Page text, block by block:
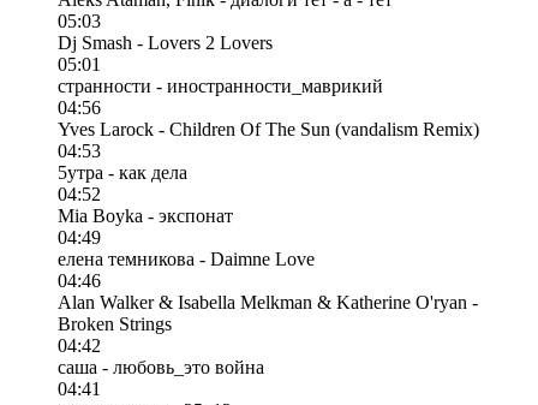
05:03
Dj Smash - Lovers 2 Lovers
05:01
странности - иностранности_маврикий
04:56
Yves Larock - Children Of The Sun (vandalism Remix)
04:53
5утра - как дела
04:52
Mia Boyka - экспонат
04:49
елена темникова - Daimne Love
04:46
Alan Walker & Isabella Melkman & Katherine O'ryan -
Broken Strings
04:42
саша - любовь_это война
04:41